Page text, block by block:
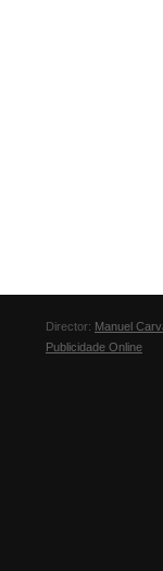
Director: Manuel
Publicidade Online